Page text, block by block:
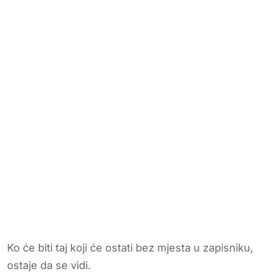
Ko će biti taj koji će ostati bez mjesta u zapisniku,
ostaje da se vidi.